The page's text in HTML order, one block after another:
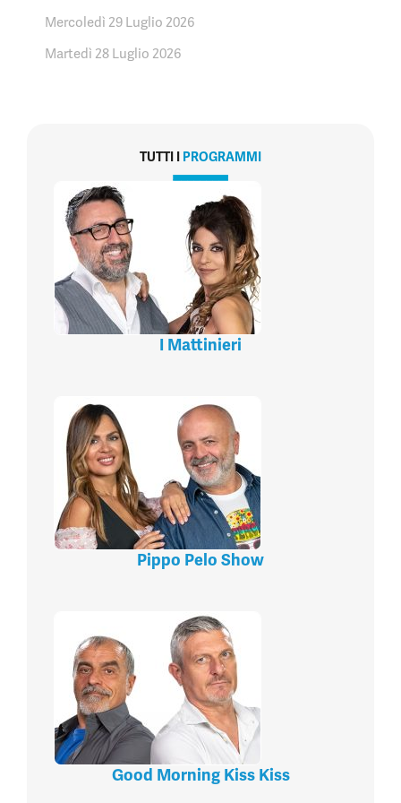
Mercoledì 29 Luglio 2026
Martedì 28 Luglio 2026
TUTTI I PROGRAMMI
I Mattinieri
Pippo Pelo Show
Good Morning Kiss Kiss